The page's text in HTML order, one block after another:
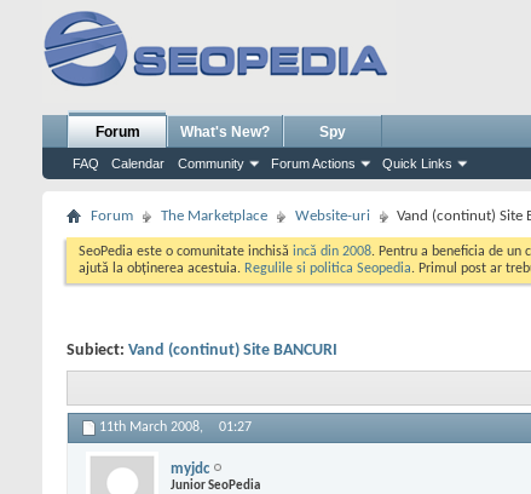
Forum
FAQ Calendar Community Forum Actions Quick Links
What's New? Spy
Forum The Marketplace Website-uri Vand (continut) Site
SeoPedia este o comunitate inchisă incă din 2008. Pentru a beneficia de
ajută la obținerea acestuia. Regulile si politica Seopedia. Primul post ar
Subiect: Vand (continut) Site BANCURI
11th March 2008, 01:27
myjdc
Junior SeoPedia